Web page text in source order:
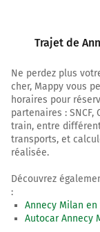
Trajet de
Ne perdez plus
cher, Mappy vous
horaires pour
partenaires :
train, entre
transports, et
réalisée.
Découvrez
:
Annecy Milan
Autocar Annecy